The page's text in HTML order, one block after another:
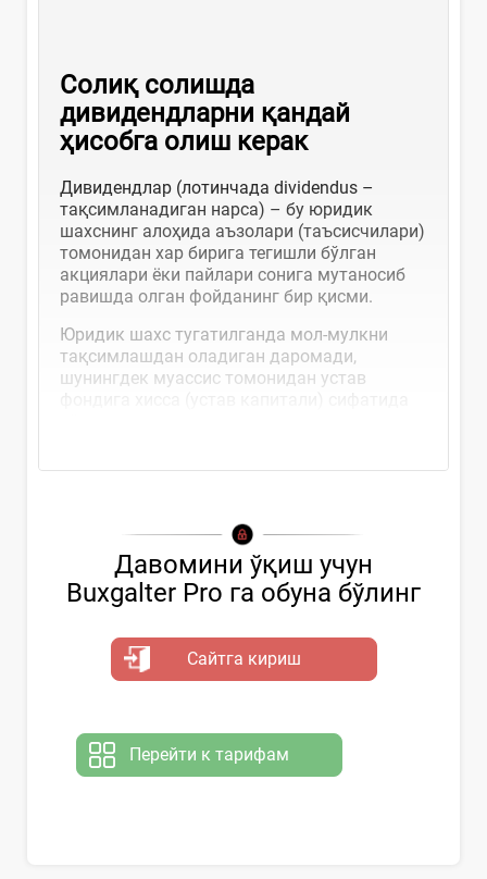
Солиқ солишда
дивидендларни қандай
ҳисобга олиш керак
Дивидендлар (лотинчада dividendus –
тақсимланадиган нарса) – бу юридик
шахснинг алоҳида аъзолари (таъсисчилари)
томонидан хар бирига тегишли бўлган
акциялари ёки пайлари сонига мутаносиб
равишда олган фойданинг бир қисми.
Юридик шахс тугатилганда мол-мулкни
тақсимлашдан оладиган даромади,
шунингдек муассис томонидан устав
Давомини ўқиш учун
Buxgalter Pro га обуна бўлинг
Сайтга кириш
Перейти к тарифам